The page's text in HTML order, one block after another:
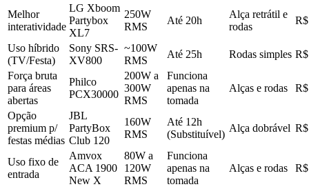
Melhor
interatividade
LG Xboom
Partybox
XL7
250W
RMS
Até 20h
Alça retrátil e
rodas
Uso híbrido
(TV/Festa)
Sony SRS-
XV800
~100W
RMS
Até 25h Rodas simples
Força bruta
para áreas
abertas
Philco
PCX30000
200W a
300W
RMS
Funciona
apenas na
tomada
Alças e rodas
Opção
premium p/
festas médias
JBL
PartyBox
Club 120
160W
RMS
Até 12h
(Substituível)
Alça dobrável
Uso fixo de
entrada
Amvox
ACA 1900
New X
80W a
120W
RMS
Funciona
apenas na
tomada
Alças e rodas